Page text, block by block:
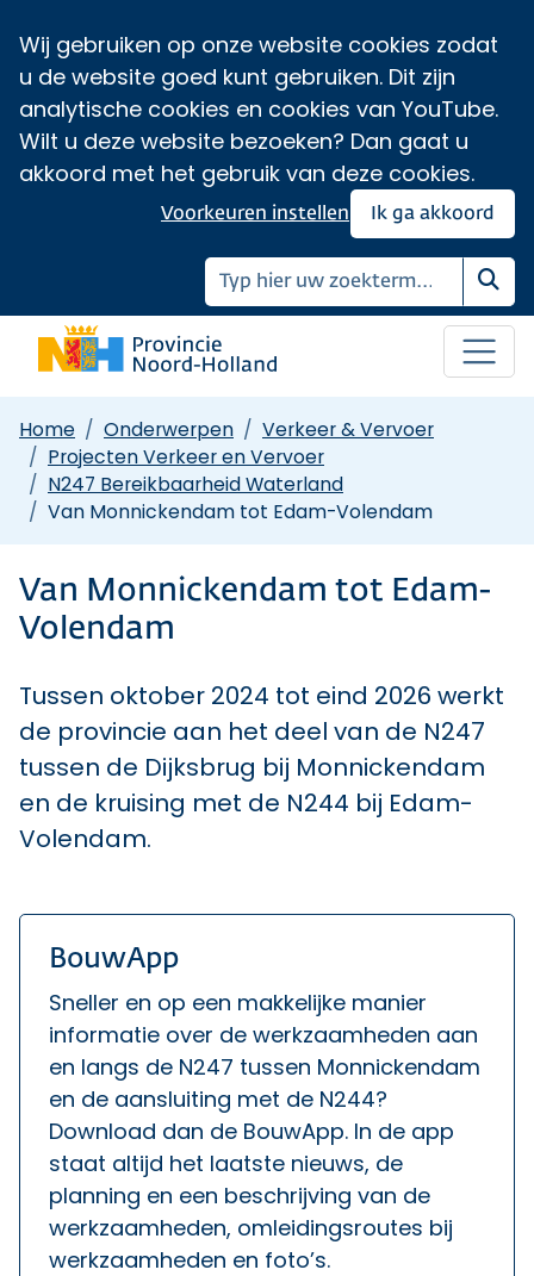
Wij gebruiken op onze website cookies zodat
u de website goed kunt gebruiken. Dit zijn
analytische cookies en cookies van YouTube.
Wilt u deze website bezoeken? Dan gaat u
akkoord met het gebruik van deze cookies.
Ik ga akkoord
Voorkeuren instellen
Home Onderwerpen
Verkeer & Vervoer
Projecten Verkeer en Vervoer
N247 Bereikbaarheid Waterland
Van Monnickendam tot Edam-Volendam
Van Monnickendam tot Edam-
Volendam
Tussen oktober 2024 tot eind 2026 werkt
de provincie aan het deel van de N247
tussen de Dijksbrug bij Monnickendam
en de kruising met de N244 bij Edam-
Volendam.
BouwApp
Sneller en op een makkelijke manier
informatie over de werkzaamheden aan
en langs de N247 tussen Monnickendam
en de aansluiting met de N244?
Download dan de BouwApp. In de app
staat altijd het laatste nieuws, de
planning en een beschrijving van de
werkzaamheden, omleidingsroutes bij
werkzaamheden en foto’s.